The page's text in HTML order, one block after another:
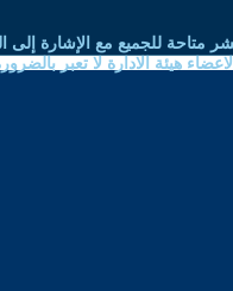
متاحة للجميع مع الإشارة إلى
هيئة الادارة لا تعبر